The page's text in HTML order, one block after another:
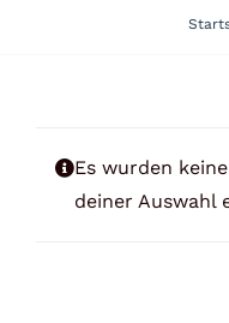
Es wurden
deiner Auswahl